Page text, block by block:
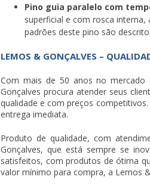
Pino guia paralelo com
superficial e com rosca interna,
padrões deste pino são
LEMOS & GONÇALVES –
Com mais de 50 anos no
Gonçalves procura atender seus
qualidade e com preços
entrega imediata.
Produto de qualidade, com
Gonçalves, que está sempre se
satisfeitos, com produtos de ótima
valor mínimo para compra, a Lemos